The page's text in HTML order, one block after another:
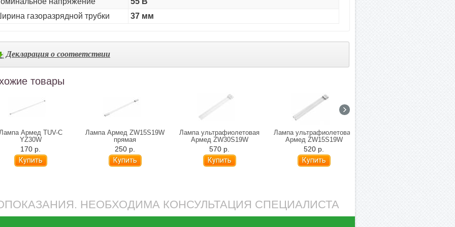
газоразрядной трубки
37 мм
Декларация о соответствии
товары
Армед TUV-C
YZ30W
170 р.
Лампа Армед ZW15S19W
прямая
250 р.
Лампа ультрафиолетовая
Армед ZW30S19W
570 р.
Лампа ультрафиолетовая
Армед ZW15S19W
520 р.
НЕОБХОДИМА КОНСУЛЬТАЦИЯ СПЕЦИАЛИСТА